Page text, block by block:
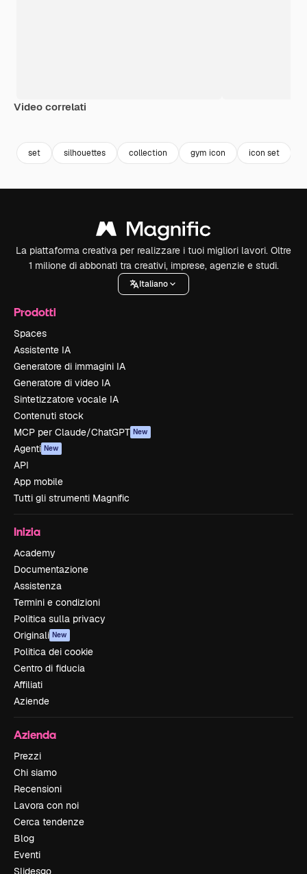
Video correlati
set silhouettes collection gym icon icon set
La piattaforma creativa per realizzare i tuoi migliori lavori. Oltre
1 milione di abbonati tra creativi, imprese, agenzie e studi.
Italiano
Prodotti
Spaces
Assistente IA
Generatore di immagini IA
Generatore di video IA
Sintetizzatore vocale IA
Contenuti stock
MCP per Claude/ChatGPT New
Agenti New
API
App mobile
Tutti gli strumenti Magnific
Inizia
Academy
Documentazione
Assistenza
Termini e condizioni
Politica sulla privacy
Originali New
Politica dei cookie
Centro di fiducia
Affiliati
Aziende
Azienda
Prezzi
Chi siamo
Recensioni
Lavora con noi
Cerca tendenze
Blog
Eventi
Slidesgo